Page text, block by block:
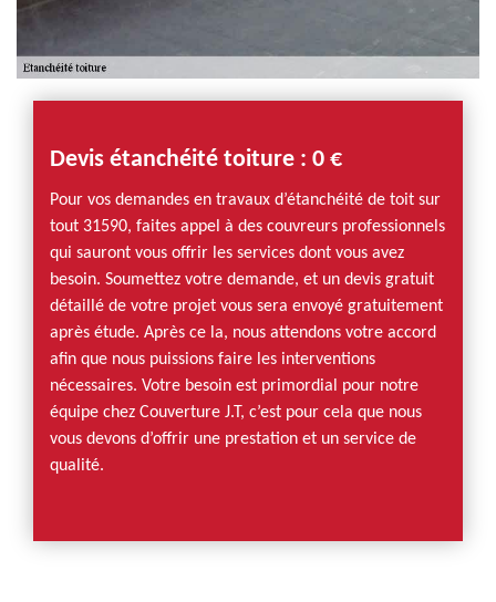
Devis étanchéité toiture : 0 €
Pour vos demandes en travaux d’étanchéité de toit sur
tout 31590, faites appel à des couvreurs professionnels
qui sauront vous offrir les services dont vous avez
besoin. Soumettez votre demande, et un devis gratuit
détaillé de votre projet vous sera envoyé gratuitement
après étude. Après ce la, nous attendons votre accord
afin que nous puissions faire les interventions
nécessaires. Votre besoin est primordial pour notre
équipe chez Couverture J.T, c’est pour cela que nous
vous devons d’offrir une prestation et un service de
qualité.